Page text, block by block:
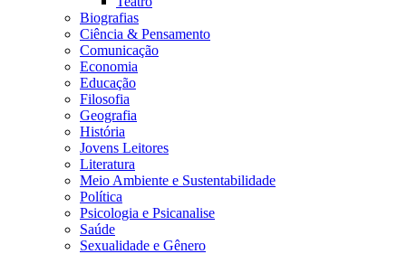
Biografias
Ciência & Pensamento
Comunicação
Economia
Educação
Filosofia
Geografia
História
Jovens Leitores
Literatura
Meio Ambiente e Sustentabilidade
Política
Psicologia e Psicanalise
Saúde
Sexualidade e Gênero